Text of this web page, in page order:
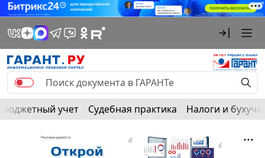
Бюджетный учет Судебная практика Налоги и